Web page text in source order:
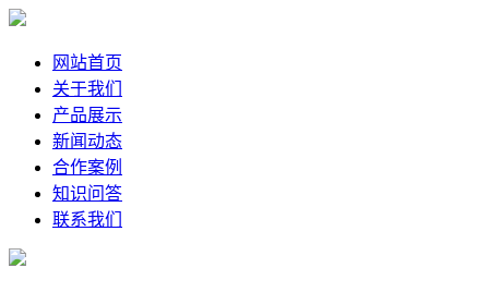
网站首页
关于我们
产品展示
新闻动态
合作案例
知识问答
联系我们